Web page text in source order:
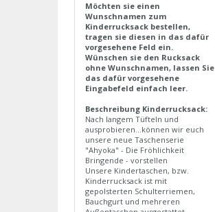
Möchten sie einen
Wunschnamen zum
Kinderrucksack bestellen,
tragen sie diesen in das dafür
vorgesehene Feld ein.
Wünschen sie den Rucksack
ohne Wunschnamen, lassen Sie
das dafür vorgesehene
Eingabefeld einfach leer.
Beschreibung Kinderrucksack:
Nach langem Tüfteln und
ausprobieren...können wir euch
unsere neue Taschenserie
"Ahyoka" - Die Fröhlichkeit
Bringende - vorstellen
Unsere Kindertaschen, bzw.
Kinderrucksack ist mit
gepolsterten Schulterriemen,
Bauchgurt und mehreren